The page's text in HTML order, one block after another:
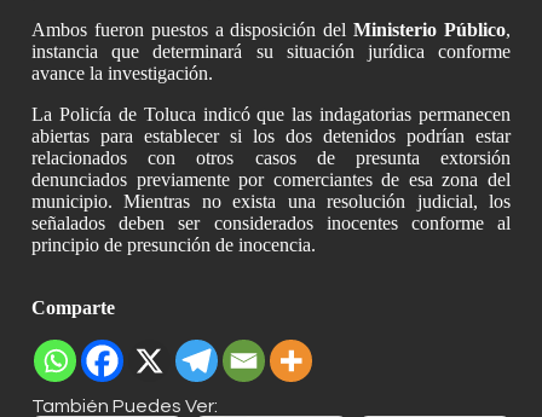
Ambos fueron puestos a disposición delMinisterio Público,
instancia que determinará su situación jurídica conforme
avance la investigación.
La Policía de Toluca indicó que las indagatorias permanecen
abiertas para establecer si los dos detenidos podrían estar
relacionados con otros casos de presunta extorsión
denunciados previamente por comerciantes de esa zona del
municipio. Mientras no exista una resolución judicial, los
señalados deben ser considerados inocentes conforme al
principio de presunción de inocencia.
Comparte
También Puedes Ver: